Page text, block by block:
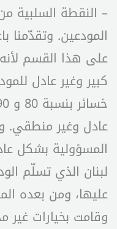
– النقطة السلبية
المودعين. وتقدّمنا
على هذا القسم
كبير وغير عادل
عادل وغير منطقي.
المسؤولية بشكل
لبنان الذي تسلّم
عليها، ومن بعده
وقامت بخيارات غير